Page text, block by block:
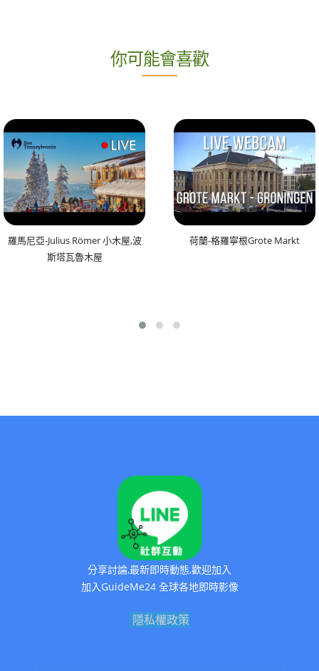
你可能會喜歡
羅馬尼亞-Julius Römer 小木屋,波
斯塔瓦魯木屋
荷蘭-格羅寧根Grote Markt
分享討論,最新即時動態,歡迎加入
加入GuideMe24 全球各地即時影像
隱私權政策